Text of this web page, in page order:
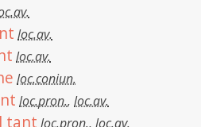
loc.av.
loc.av.
loc.coniun.
loc.pron., loc.av.
tant loc.pron., loc.av.